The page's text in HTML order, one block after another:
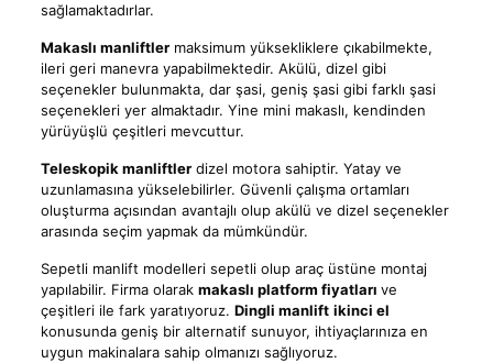
sağlamaktadırlar.
Makaslı manliftlermaksimum yüksekliklere çıkabilmekte,
ileri geri manevra yapabilmektedir. Akülü, dizel gibi
seçenekler bulunmakta, dar şasi, geniş şasi gibi farklı şasi
seçenekleri yer almaktadır. Yine mini makaslı, kendinden
yürüyüşlü çeşitleri mevcuttur.
Teleskopik manliftlerdizel motora sahiptir. Yatay ve
uzunlamasına yükselebilirler. Güvenli çalışma ortamları
oluşturma açısından avantajlı olup akülü ve dizel seçenekler
arasında seçim yapmak da mümkündür.
Sepetli manlift modelleri sepetli olup araç üstüne montaj
yapılabilir. Firma olarak makaslı platform fiyatları ve
çeşitleri ile fark yaratıyoruz. Dingli manlift ikinci el
konusunda geniş bir alternatif sunuyor, ihtiyaçlarınıza en
uygun makinalara sahip olmanızı sağlıyoruz.